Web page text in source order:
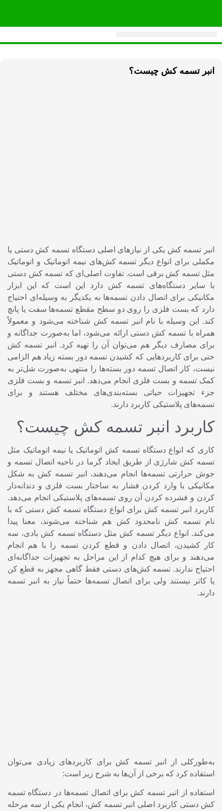
انبر تسمه کش چیست؟
انبر تسمه کش یکی از نیاز‌های اصلی دستگاه تسمه کش دستی یا
مکملی برای انواع دیگر تسمه کش‌های نیمه اتوماتیک و اتوماتیک
مثل تسمه کش برقی است. تفاوت اصلی‌ای که تسمه کش دستی
با سایر دستگاه‌ها‌ی تسمه کش دارد این است که این ابزار
مکانیکی برای اتصال دادن تسمه‌ها به یکدیگر به وسیله‌ای احتیاج
دارد که بست فلزی را روی دو سطح مقطع تسمه‌ها سفت یا پانچ
کند. این وسیله با نام انبر تسمه کش شناخته می‌شود و معمولاً
همراه با تسمه کش دستی ارائه می‌شود، اما به‌صورت جداگانه و
برای مصارف دیگر هم می‌توان آن را تهیه کرد. انبر تسمه کش
حتی برای کاربرد‌هایی که کشیدن تسمه دور بسته زیاد هم الزامی
نیست، کار اتصال تسمه دور بسته‌ها را منتهی به‌صورت شل‌تر به
کمک تسمه و بست فلزی انجام می‌دهد. انبر تسمه و بست فلزی
جزء تجهیزات حیاتی بسته‌بندی‌های مختلف هستند و برای
تسمه‌های پلاستیکی کاربرد دارند.
کاربرد انبر تسمه کش چیست؟
کاری که انواع دستگاه تسمه کش اتوماتیک یا نیمه اتوماتیک مثل
تسمه کش شارژی از طریق ایجاد گرما در ناحیه اتصال تسمه و
جوش حرارتی تسمه‌ها انجام می‌دهند، انبر تسمه کش به شکل
مکانیکی با وارد کردن فشار به ساختار بست فلزی و دندانه‌دار
کردن و فشرده کردن آن روی تسمه‌های پلاستیکی انجام می‌دهد.
کاربرد انبر تسمه کش برای انواع دستگاه تسمه کش دستی که با
نام تسمه کش نامحدود کش هم شناخته می‌شوند، معنا پیدا
می‌کند. انواع دیگر تسمه کش مثل دستگاه تسمه کش بادی، سه
کار کشیدن، اتصال دادن و قطع کردن تسمه را با هم انجام
می‌دهند و برای هیچ کدام از این مراحل به تجهیزات جداگانه‌ای
احتیاج ندارند. تسمه کش‌های دستی فقط گاهی مجهز به قطع کن
یا کاتر نیستند ولی برای اتصال تسمه‌ها حتماً نیاز به انبر تسمه
دارند.
به‌طورکلی از انبر تسمه کش برای کاربرد‌های زیادی می‌توان
استفاده کرد که برخی از آن‌ها به شرح زیر است:
استفاده از انبر تسمه کش برای اتصال تسمه‌ها در دستگاه تسمه
کش دستی کاربرد اصلی انبر تسمه کش، انجام یکی از سه مرحله